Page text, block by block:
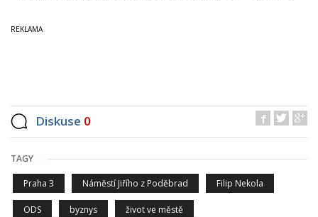
Diskuse 0
TAGY
Praha 3 Náměstí Jiřího z Poděbrad Filip Nekola
ODS byznys život ve městě